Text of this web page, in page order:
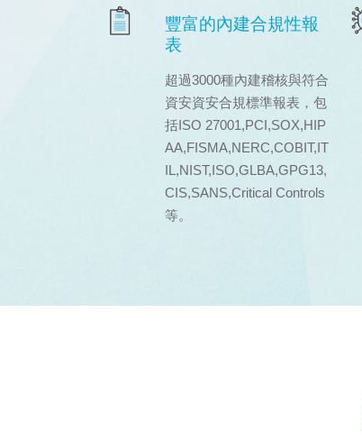
豐富的內建合規性報
表
超過3000種內建稽核與符合
資安資安合規標準報表，包
括ISO 27001,PCI,SOX,HIP
AA,FISMA,NERC,COBIT,IT
IL,NIST,ISO,GLBA,GPG13,
CIS,SANS,Critical Controls
等。